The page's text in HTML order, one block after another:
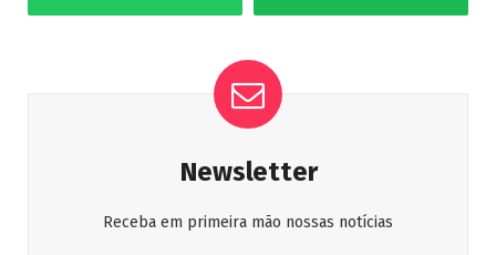
Newsletter
Receba em primeira mão nossas notícias